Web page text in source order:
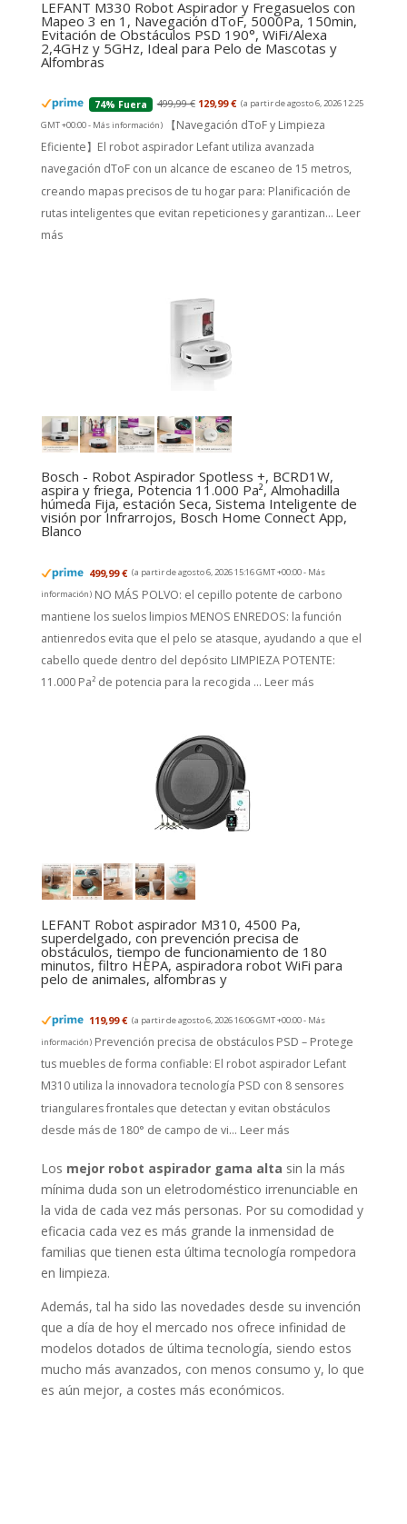
LEFANT M330 Robot Aspirador y Fregasuelos con
Mapeo 3 en 1, Navegación dToF, 5000Pa, 150min,
Evitación de Obstáculos PSD 190°, WiFi/Alexa
2,4GHz y 5GHz, Ideal para Pelo de Mascotas y
Alfombras
74% Fuera 499,99 € 129,99 € (a partir de agosto 6, 2026 12:25
GMT +00:00 - Más información)
【Navegación dToF y Limpieza
Eficiente】El robot aspirador Lefant utiliza avanzada
navegación dToF con un alcance de escaneo de 15 metros,
creando mapas precisos de tu hogar para: Planificación de
rutas inteligentes que evitan repeticiones y garantizan... Leer
más
Bosch - Robot Aspirador Spotless +, BCRD1W,
aspira y friega, Potencia 11.000 Pa², Almohadilla
húmeda Fija, estación Seca, Sistema Inteligente de
visión por Infrarrojos, Bosch Home Connect App,
Blanco
499,99 € (a partir de agosto 6, 2026 15:16 GMT +00:00 - Más
información) NO MÁS POLVO: el cepillo potente de carbono
mantiene los suelos limpios MENOS ENREDOS: la función
antienredos evita que el pelo se atasque, ayudando a que el
cabello quede dentro del depósito LIMPIEZA POTENTE:
11.000 Pa² de potencia para la recogida ... Leer más
LEFANT Robot aspirador M310, 4500 Pa,
superdelgado, con prevención precisa de
obstáculos, tiempo de funcionamiento de 180
minutos, filtro HEPA, aspiradora robot WiFi para
pelo de animales, alfombras y
119,99 € (a partir de agosto 6, 2026 16:06 GMT +00:00 - Más
información) Prevención precisa de obstáculos PSD – Protege
tus muebles de forma confiable: El robot aspirador Lefant
M310 utiliza la innovadora tecnología PSD con 8 sensores
triangulares frontales que detectan y evitan obstáculos
desde más de 180° de campo de vi... Leer más
Los mejor robot aspirador gama alta sin la más
mínima duda son un eletrodoméstico irrenunciable en
la vida de cada vez más personas. Por su comodidad y
eficacia cada vez es más grande la inmensidad de
familias que tienen esta última tecnología rompedora
en limpieza.
Además, tal ha sido las novedades desde su invención
que a día de hoy el mercado nos ofrece infinidad de
modelos dotados de última tecnología, siendo estos
mucho más avanzados, con menos consumo y, lo que
es aún mejor, a costes más económicos.